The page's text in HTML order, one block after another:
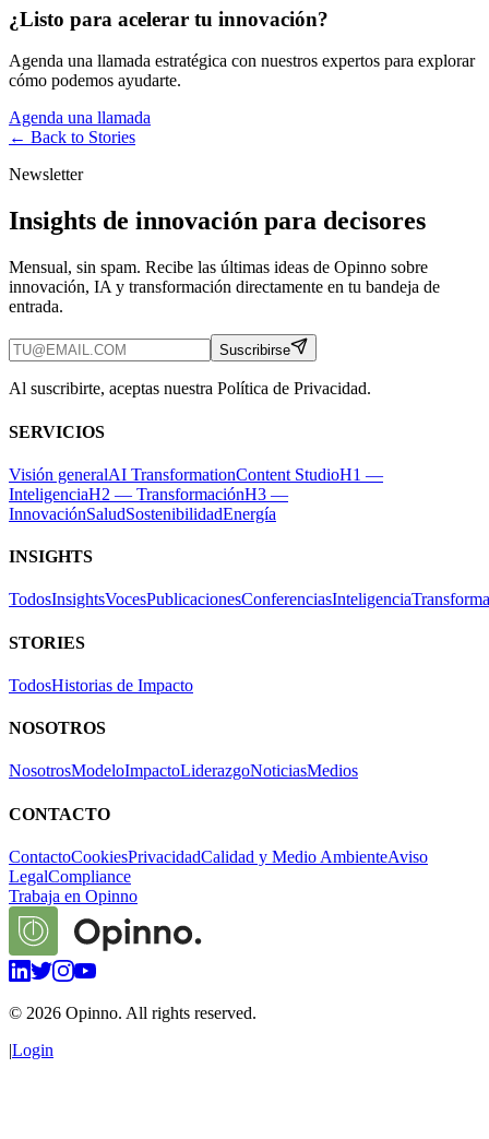
¿Listo para acelerar tu innovación?
Agenda una llamada estratégica con nuestros expertos para explorar
cómo podemos ayudarte.
Agenda una llamada
← Back to Stories
Newsletter
Insights de innovación para decisores
Mensual, sin spam. Recibe las últimas ideas de Opinno sobre
innovación, IA y transformación directamente en tu bandeja de
entrada.
Suscribirse
Al suscribirte, aceptas nuestra Política de Privacidad.
SERVICIOS
Visión generalAI TransformationContent StudioH1 —
InteligenciaH2 — TransformaciónH3 —
InnovaciónSaludSostenibilidadEnergía
INSIGHTS
TodosInsightsVocesPublicacionesConferenciasInteligencia
STORIES
TodosHistorias de Impacto
NOSOTROS
NosotrosModeloImpactoLiderazgoNoticiasMedios
CONTACTO
ContactoCookiesPrivacidadCalidad y Medio AmbienteAviso
LegalCompliance
Trabaja en Opinno
© 2026 Opinno. All rights reserved.
|Login